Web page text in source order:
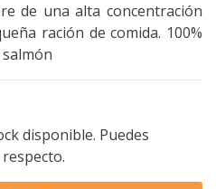
de una alta concentración
ración de comida. 100%
disponible. Puedes